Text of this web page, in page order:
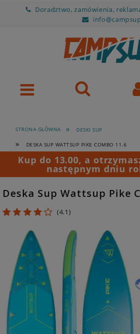
Doradztwo, zamówienia,
STRONA GŁÓWNA » DESKI SUP
» DESKA SUP WATTSUP PIKE COMBO 11.6
Kup do 13.00, a
następnym dniu
Deska Sup Wattsup Pike
4.1